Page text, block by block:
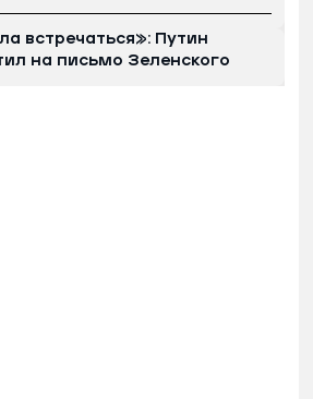
встречаться»: Путин
на письмо Зеленского